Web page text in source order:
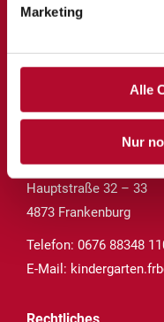
Marketing
Alle
Nur
4873 Frankenburg
E-Mail:
Kindergarten
Hauptstraße 32 – 33
4873 Frankenburg
Telefon: 0676 88348
E-Mail: